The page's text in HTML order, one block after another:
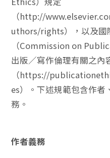
（http://
uthors/rights），以及國
（Commission on
出版／寫作倫理有關之內
（https://
es）。下述規範包含作者
務。
作者義務